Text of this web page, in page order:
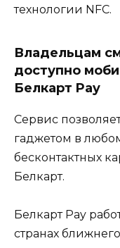
технологии NFC.
Владельцам
доступно
Белкарт Pay
Сервис
гаджетом в
бесконтактных
Белкарт.
Белкарт Pay
странах